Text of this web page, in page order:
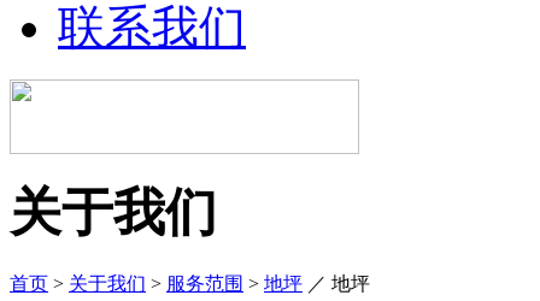
联系我们
关于我们
首页 > 关于我们 > 服务范围 > 地坪 ／ 地坪